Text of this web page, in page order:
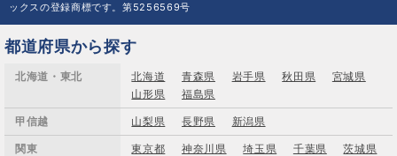
ックスの登録商標です。第5256569号
都道府県から探す
北海道・東北 北海道 青森県 岩手県 秋田県
宮城県
山形県
福島県
甲信越 山梨県 長野県 新潟県
関東 東京都 神奈川県 埼玉県 千葉県 茨城県